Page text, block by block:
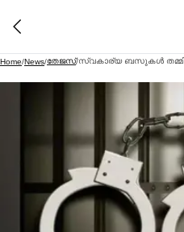
Home/News/തേജസ്/